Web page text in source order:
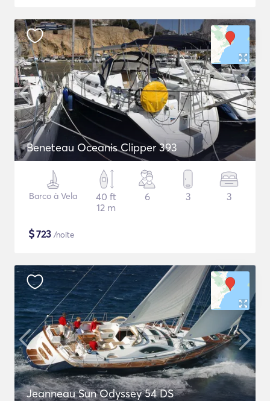
Beneteau Oceanis Clipper 393
Barco à Vela
40 ft
12 m
6 3 3
$723 /noite
Jeanneau Sun Odyssey 54 DS